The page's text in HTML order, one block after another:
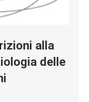
alla
delle